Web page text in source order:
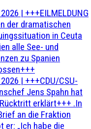
| +++EILMELDUNG
der dramatischen
in Ceuta
alle See- und
zu Spanien
| +++CDU/CSU-
Jens Spahn hat
erklärt+++ .In
an die Fraktion
er: „Ich habe die